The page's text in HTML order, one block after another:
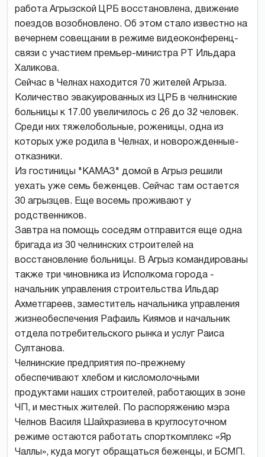
работа Агрызской ЦРБ восстановлена, движение
поездов возобновлено. Об этом стало известно на
вечернем совещании в режиме видеоконференц-
связи с участием премьер-министра РТ Ильдара
Халикова.
Сейчас в Челнах находится 70 жителей Агрыза.
Количество эвакуированных из ЦРБ в челнинские
больницы к 17.00 увеличилось с 26 до 32 человек.
Среди них тяжелобольные, роженицы, одна из
которых уже родила в Челнах, и новорожденные-
отказники.
Из гостиницы "КАМАЗ" домой в Агрыз решили
уехать уже семь беженцев. Сейчас там остается
30 агрызцев. Еще восемь проживают у
родственников.
Завтра на помощь соседям отправится еще одна
бригада из 30 челнинских строителей на
восстановление больницы. В Агрыз командированы
также три чиновника из Исполкома города -
начальник управления строительства Ильдар
Ахметгареев, заместитель начальника управления
жизнеобеспечения Рафаиль Киямов и начальник
отдела потребительского рынка и услуг Раиса
Султанова.
Челнинские предприятия по-прежнему
обеспечивают хлебом и кисломолочными
продуктами наших строителей, работающих в зоне
ЧП, и местных жителей. По распоряжению мэра
Челнов Василя Шайхразиева в круглосуточном
режиме остаются работать спорткомплекс «Яр
Чаллы», куда могут обращаться беженцы, и БСМП.